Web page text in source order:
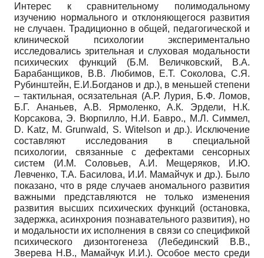
Интерес к сравнительному полимодальному
изучению нормального и отклоняющегося развития
не случаен. Традиционно в общей, педагогической и
клинической психологии экспериментально
исследовались зрительная и слуховая модальности
психических функций (Б.М. Величковский, В.А.
Барабанщиков, В.В. Любимов, Е.Т. Соколова, С.Я.
Рубинштейн, Е.И.Богданов и др.), в меньшей степени
– тактильная, осязательная (А.Р. Лурия, Б.Ф. Ломов,
Б.Г. Ананьев, А.В. Ярмоленко, А.К. Эрдели, Н.К.
Корсакова, Э. Вюрпилло, Н.И. Бавро., М.Л. Симмел,
D. Katz, M. Grunwald, S. Witelson и др.). Исключение
составляют исследования в специальной
психологии, связанные с дефектами сенсорных
систем (И.М. Соловьев, А.И. Мещеряков, И.Ю.
Левченко, Т.А. Басилова, И.И. Мамайчук и др.). Было
показано, что в ряде случаев аномального развития
важными представляются не только изменения
развития высших психических функций (остановка,
задержка, асинхрония познавательного развития), но
и модальности их исполнения в связи со спецификой
психического дизонтогенеза (Лебединский В.В.,
Зверева Н.В., Мамайчук И.И.). Особое место среди